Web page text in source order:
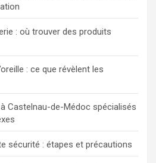
: où trouver des produits
: ce que révèlent les
Castelnau-de-Médoc spécialisés
sécurité : étapes et précautions